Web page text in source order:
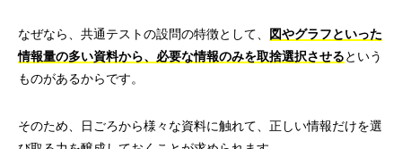
なぜなら、共通テストの設問の特徴として、
図やグラフといった
情報量の多い資料から、必要な情報のみを取捨選択させるという
ものがあるからです。
そのため、日ごろから様々な資料に触れて、正しい情報だけを選